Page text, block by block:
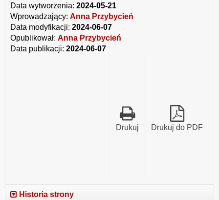
Data wytworzenia: 2024-05-21
Wprowadzający: Anna Przybycień
Data modyfikacji: 2024-06-07
Opublikował: Anna Przybycień
Data publikacji: 2024-06-07
Drukuj do PDF
Drukuj
Historia strony